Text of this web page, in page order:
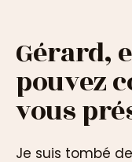
Gérard,
pouvez
vous
Je suis tombé